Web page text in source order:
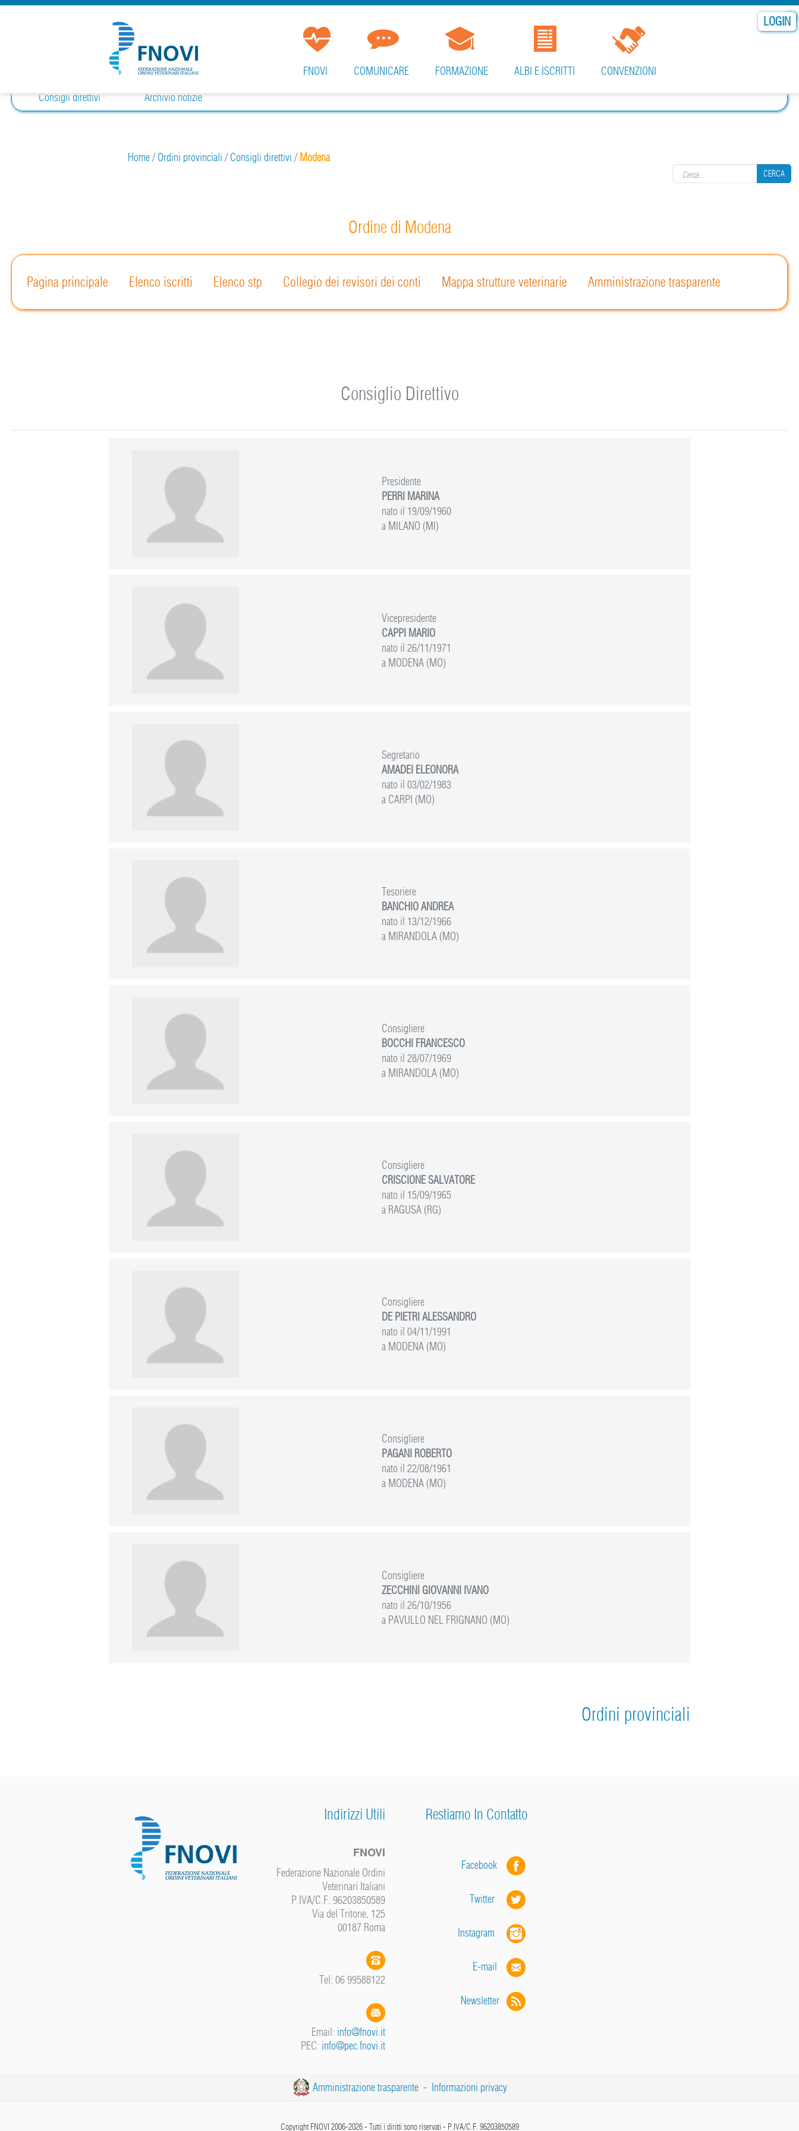
LOGIN
CERCA
FNOVI COMUNICARE FORMAZIONE ALBI E ISCRITTI
CONVENZIONI
Consigli direttivi
Archivio notizie
Home/ Ordini provinciali / Consigli direttivi / Modena
Ordine di Modena
Pagina principale Elenco iscritti Elenco stp Collegio dei revisori dei conti Mappa strutture veterinarie Amministrazione trasparente
Consiglio Direttivo
Presidente
PERRI MARINA
nato il 19/09/1960
a MILANO (MI)
Vicepresidente
CAPPI MARIO
nato il 26/11/1971
a MODENA (MO)
Segretario
AMADEI ELEONORA
nato il 03/02/1983
a CARPI (MO)
Tesoriere
BANCHIO ANDREA
nato il 13/12/1966
a MIRANDOLA (MO)
Consigliere
BOCCHI FRANCESCO
nato il 28/07/1969
a MIRANDOLA (MO)
Consigliere
CRISCIONE SALVATORE
nato il 15/09/1965
a RAGUSA (RG)
Consigliere
DE PIETRI ALESSANDRO
nato il 04/11/1991
a MODENA (MO)
Consigliere
PAGANI ROBERTO
nato il 22/08/1961
a MODENA (MO)
Consigliere
ZECCHINI GIOVANNI IVANO
nato il 26/10/1956
a PAVULLO NEL FRIGNANO (MO)
Ordini provinciali
Indirizzi Utili
FNOVI
Federazione Nazionale Ordini
Veterinari Italiani
P.IVA/C.F. 96203850589
Via del Tritone, 125
00187 Roma
Tel: 06 99588122
Email: info@fnovi.it
PEC: info@pec.fnovi.it
Restiamo In Contatto
Facebook
Twitter
Instagram
E-mail
Newsletter
Amministrazione trasparente- Informazioni privacy
Copyright FNOVI 2006-2026 - Tutti i diritti sono riservati - P.IVA/C.F. 96203850589